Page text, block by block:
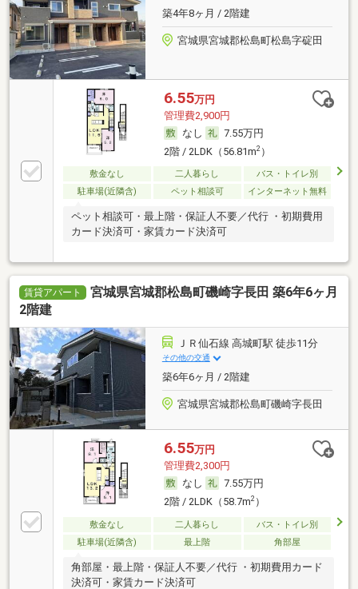
築4年8ヶ月 / 2階建
宮城県宮城郡松島町松島字碇田
6.55万円
管理費2,900円
なし
7.55万円
2階 / 2LDK（56.81m2）
敷金なし 二人暮らし
バス・トイレ別
駐車場(近隣含)
ペット相談可 インターネット無料
ペット相談可・最上階・保証人不要／代行 ・初期費用
カード決済可・家賃カード決済可
賃貸アパート
宮城県宮城郡松島町磯崎字長田 築6年6ヶ月
2階建
ＪＲ仙石線 高城町駅 徒歩11分
その他の交通
築6年6ヶ月 / 2階建
宮城県宮城郡松島町磯崎字長田
6.55万円
管理費2,300円
なし
7.55万円
2階 / 2LDK（58.7m2）
敷金なし 二人暮らし
バス・トイレ別
駐車場(近隣含)
最上階 角部屋
角部屋・最上階・保証人不要／代行 ・初期費用カード
決済可・家賃カード決済可